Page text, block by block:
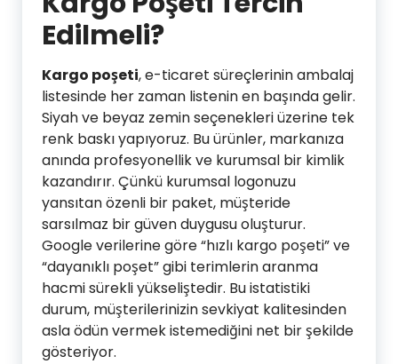
Edilmeli?
Kargo poşeti, e-ticaret süreçlerinin ambalaj
listesinde her zaman listenin en başında gelir.
Siyah ve beyaz zemin seçenekleri üzerine tek
renk baskı yapıyoruz. Bu ürünler, markanıza
anında profesyonellik ve kurumsal bir kimlik
kazandırır. Çünkü kurumsal logonuzu
yansıtan özenli bir paket, müşteride
sarsılmaz bir güven duygusu oluşturur.
Google verilerine göre “hızlı kargo poşeti” ve
“dayanıklı poşet” gibi terimlerin aranma
hacmi sürekli yükseliştedir. Bu istatistiki
durum, müşterilerinizin sevkiyat kalitesinden
asla ödün vermek istemediğini net bir şekilde
gösteriyor.